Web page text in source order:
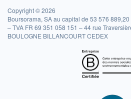
Copyright © 2026
Boursorama, SA au capital de 53 576
– TVA FR 69 351 058 151 – 44 rue
BOULOGNE BILLANCOURT CEDEX